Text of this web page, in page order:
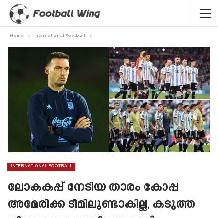
Home International Football
INTERNATIONAL FOOTBALL
ലോകകപ്പ് നേടിയ താരം കോപ്പ
അമേരിക്ക ടീമിലുണ്ടാകില്ല, കടുത്ത